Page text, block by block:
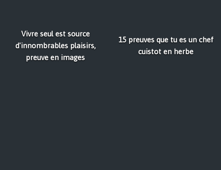
Vivre seul est source
d'innombrables plaisirs,
preuve en images
15 preuves que tu es un chef
cuistot en herbe